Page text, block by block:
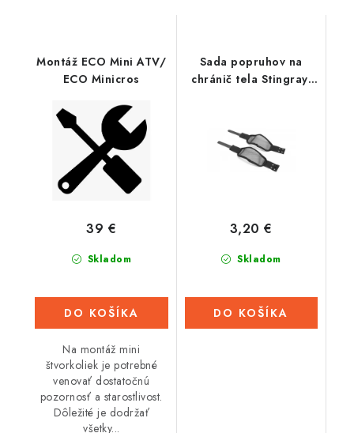
Montáž ECO Mini ATV/
ECO Minicros
Skladom
39 €
DO KOŠÍKA
Na montáž mini
štvorkoliek je potrebné
venovať dostatočnú
pozornosť a starostlivost.
Dôležité je dodržať
všetky...
Sada popruhov na
chránič tela Stingray,
Skladom
3,20 €
DO KOŠÍKA